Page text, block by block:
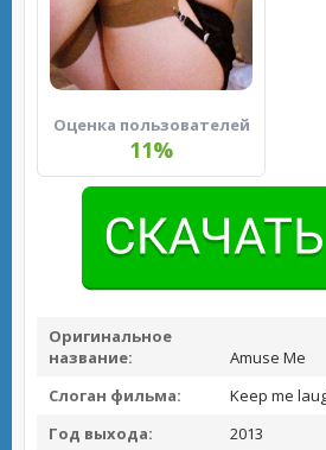
Оценка пользователей
11%
Оригинальное
название:
Amuse Me
Слоган фильма:
Keep me
Год выхода:
2013